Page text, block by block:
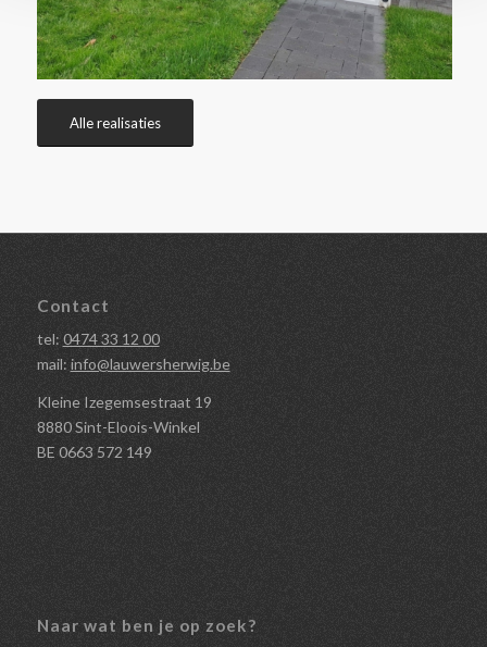
Alle realisaties
Contact
tel: 0474 33 12 00
mail: info@lauwersherwig.be
Kleine Izegemsestraat 19
8880 Sint-Eloois-Winkel
BE 0663 572 149
Naar wat ben je op zoek?